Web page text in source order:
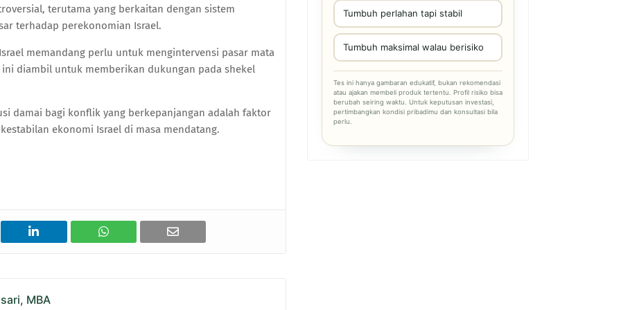
terutama yang berkaitan dengan sistem
terhadap perekonomian Israel.
memandang perlu untuk mengintervensi pasar mata
diambil untuk memberikan dukungan pada shekel
damai bagi konflik yang berkepanjangan adalah faktor
ekonomi Israel di masa mendatang.
MBA
Tumbuh perlahan tapi stabil
Tumbuh maksimal walau berisiko
Tes ini hanya gambaran edukatif, bukan rekomendasi
atau ajakan membeli produk tertentu. Profil risiko bisa
berubah seiring waktu. Untuk keputusan investasi,
pertimbangkan kondisi pribadimu dan konsultasi bila
perlu.